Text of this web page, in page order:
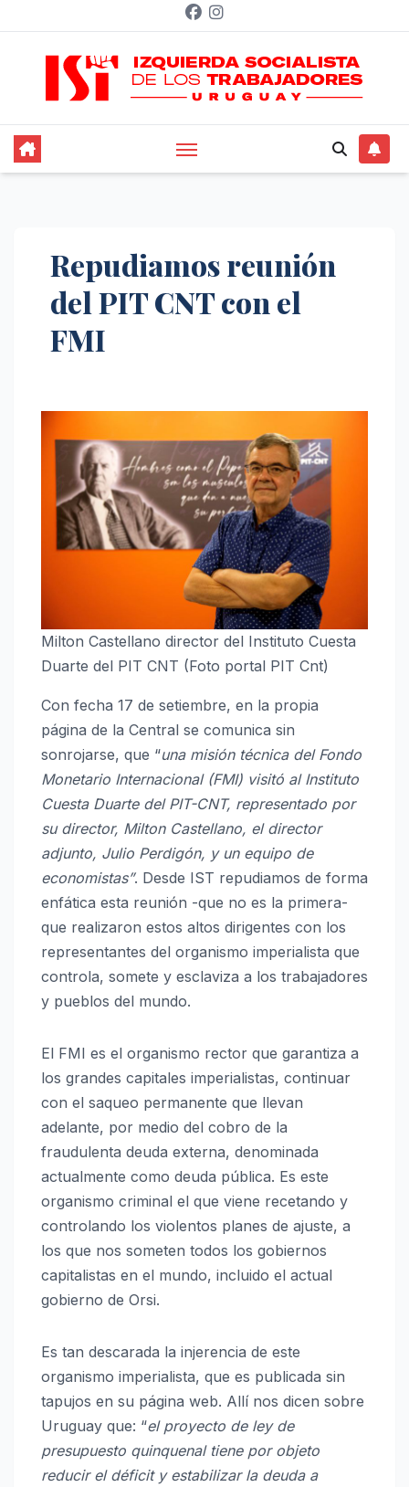
contenido
Repudiamos reunión
del PIT CNT con el
FMI
Milton Castellano director del Instituto Cuesta
Duarte del PIT CNT (Foto portal PIT Cnt)
Con fecha 17 de setiembre, en la propia
página de la Central se comunica sin
sonrojarse, que “una misión técnica del Fondo
Monetario Internacional (FMI) visitó al Instituto
Cuesta Duarte del PIT-CNT, representado por
su director, Milton Castellano, el director
adjunto, Julio Perdigón, y un equipo de
economistas”. Desde IST repudiamos de forma
enfática esta reunión -que no es la primera-
que realizaron estos altos dirigentes con los
representantes del organismo imperialista que
controla, somete y esclaviza a los trabajadores
y pueblos del mundo.
El FMI es el organismo rector que garantiza a
los grandes capitales imperialistas, continuar
con el saqueo permanente que llevan
adelante, por medio del cobro de la
fraudulenta deuda externa, denominada
actualmente como deuda pública. Es este
organismo criminal el que viene recetando y
controlando los violentos planes de ajuste, a
los que nos someten todos los gobiernos
capitalistas en el mundo, incluido el actual
gobierno de Orsi.
Es tan descarada la injerencia de este
organismo imperialista, que es publicada sin
tapujos en su página web. Allí nos dicen sobre
Uruguay que: “el proyecto de ley de
presupuesto quinquenal tiene por objeto
reducir el déficit y estabilizar la deuda a